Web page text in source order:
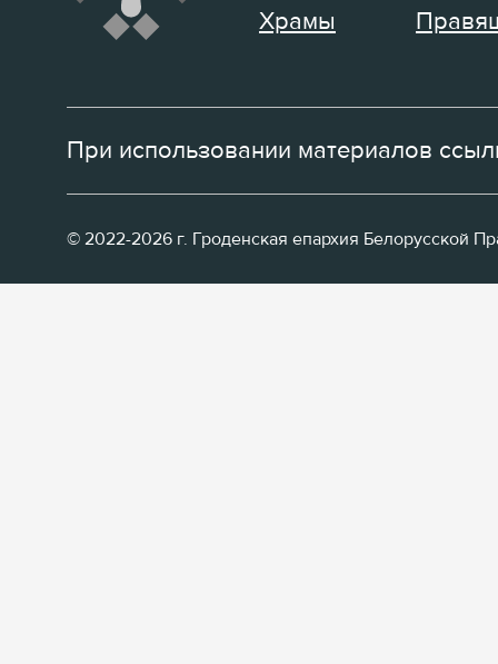
Храмы
При использовании материалов
© 2022-2026 г. Гроденская епархия Белорусской